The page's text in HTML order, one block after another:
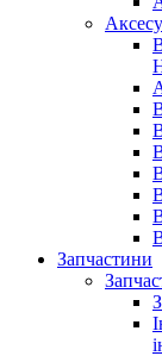
Запчастини